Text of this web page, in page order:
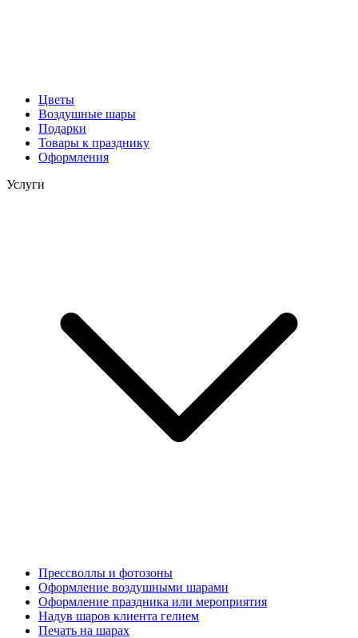
Цветы
Воздушные шары
Подарки
Товары к празднику
Оформления
Услуги
Прессволлы и фотозоны
Оформление воздушными шарами
Оформление праздника или мероприятия
Надув шаров клиента гелием
Печать на шарах